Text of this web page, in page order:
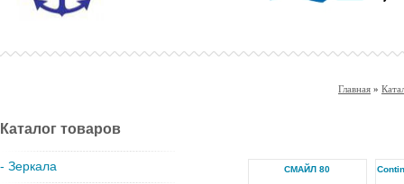
Главная »
Каталог товаров
- Зеркала СМАЙЛ 80